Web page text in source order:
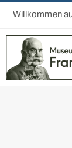
Willkommen